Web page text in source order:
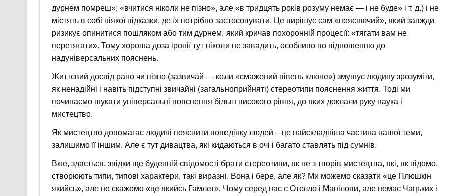
дурнем помреш»; «вчитися ніколи не пізно», але «в тридцять років розуму немає — і не буде» і т. д.) і не
містять в собі ніякої підказки, де їх потрібно застосовувати. Це вирішує сам «пояснючий», який завжди
ризикує опинитися пошляком або тим дурнем, який кричав похоронній процесії: «тягати вам не
перетягати». Тому хороша доза іронії тут ніколи не завадить, особливо по відношенню до
надуніверсальних пояснень.
Життєвий досвід рано чи пізно (зазвичай — коли «смажений півень клюне») змушує людину зрозуміти,
як ненадійні і навіть підступні звичайні (загальноприйняті) стереотипи пояснення життя. Тоді ми
починаємо шукати універсальні пояснення більш високого рівня, до яких доклали руку наука і
мистецтво.
Як мистецтво допомагає людині пояснити поведінку людей – це найскладніша частина нашої теми,
залишимо її іншим. Але є тут дивацтва, які кидаються в очі і багато ставлять під сумнів.
Вже, здається, звідки ще буденній свідомості брати стереотипи, як не з творів мистецтва, які, як відомо,
створюють типи, типові характери, такі виразні. Вона і бере, але як? Ми можемо сказати «це Плюшкін
якийсь», але не скажемо «це якийсь Гамлет». Чому серед нас є Отелло і Манілови, але немає Чацьких і